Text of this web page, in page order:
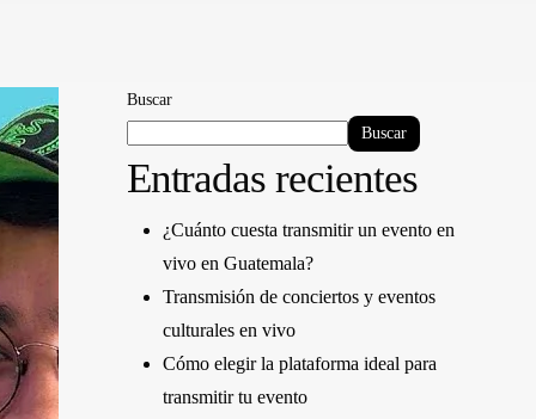
Buscar
Buscar
Entradas recientes
¿Cuánto cuesta transmitir un evento en
vivo en Guatemala?
Transmisión de conciertos y eventos
culturales en vivo
Cómo elegir la plataforma ideal para
transmitir tu evento